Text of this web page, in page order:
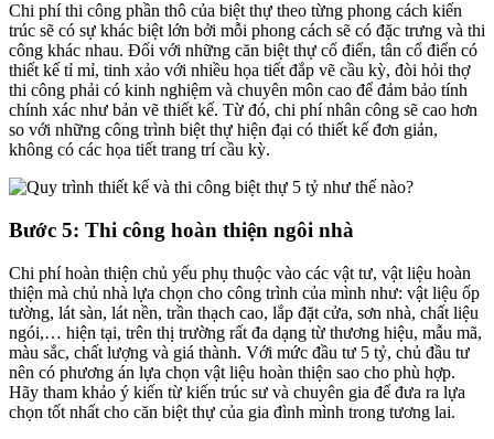
Chi phí thi công phần thô của biệt thự theo từng phong cách kiến
trúc sẽ có sự khác biệt lớn bởi mỗi phong cách sẽ có đặc trưng và thi
công khác nhau. Đối với những căn biệt thự cổ điển, tân cổ điển có
thiết kế tỉ mỉ, tinh xảo với nhiều họa tiết đắp vẽ cầu kỳ, đòi hỏi thợ
thi công phải có kinh nghiệm và chuyên môn cao để đảm bảo tính
chính xác như bản vẽ thiết kế. Từ đó, chi phí nhân công sẽ cao hơn
so với những công trình biệt thự hiện đại có thiết kế đơn giản,
không có các họa tiết trang trí cầu kỳ.
Bước 5: Thi công hoàn thiện ngôi nhà
Chi phí hoàn thiện chủ yếu phụ thuộc vào các vật tư, vật liệu hoàn
thiện mà chủ nhà lựa chọn cho công trình của mình như: vật liệu ốp
tường, lát sàn, lát nền, trần thạch cao, lắp đặt cửa, sơn nhà, chất liệu
ngói,… hiện tại, trên thị trường rất đa dạng từ thương hiệu, mẫu mã,
màu sắc, chất lượng và giá thành. Với mức đầu tư 5 tỷ, chủ đầu tư
nên có phương án lựa chọn vật liệu hoàn thiện sao cho phù hợp.
Hãy tham khảo ý kiến từ kiến trúc sư và chuyên gia để đưa ra lựa
chọn tốt nhất cho căn biệt thự của gia đình mình trong tương lai.